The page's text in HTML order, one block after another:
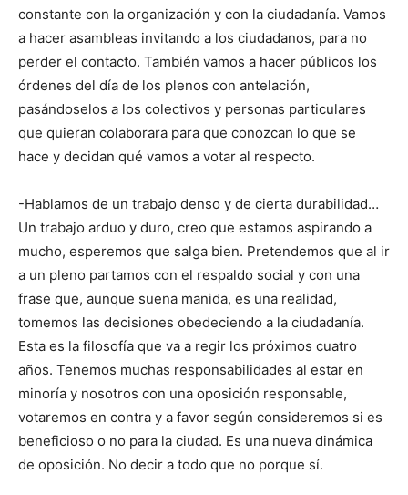
constante con la organización y con la ciudadanía. Vamos
a hacer asambleas invitando a los ciudadanos, para no
perder el contacto. También vamos a hacer públicos los
órdenes del día de los plenos con antelación,
pasándoselos a los colectivos y personas particulares
que quieran colaborara para que conozcan lo que se
hace y decidan qué vamos a votar al respecto.
-Hablamos de un trabajo denso y de cierta durabilidad…
Un trabajo arduo y duro, creo que estamos aspirando a
mucho, esperemos que salga bien. Pretendemos que al ir
a un pleno partamos con el respaldo social y con una
frase que, aunque suena manida, es una realidad,
tomemos las decisiones obedeciendo a la ciudadanía.
Esta es la filosofía que va a regir los próximos cuatro
años. Tenemos muchas responsabilidades al estar en
minoría y nosotros con una oposición responsable,
votaremos en contra y a favor según consideremos si es
beneficioso o no para la ciudad. Es una nueva dinámica
de oposición. No decir a todo que no porque sí.